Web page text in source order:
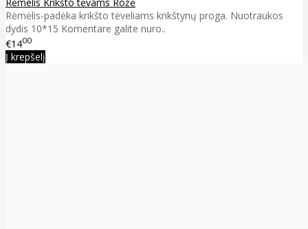
Rėmėlis-padėka krikšto tėveliams krikštynų proga. Nuotraukos
dydis 10*15 Komentare galite nuro..
€1400
Į krepšelį